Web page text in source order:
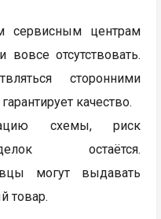
сервисным центрам
отсутствовать.
сторонними
качество.
схемы, риск
остаётся.
могут выдавать
товар.